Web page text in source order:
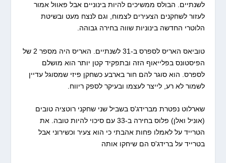
לשנתיים. הבולס ממשיכים להיות בינוניים אבל פאוול אמור
לעזור לשחקנים הצעירים לצמוח, וגם לנצח מעט ובשיטת
הלוטרי החדשה בינוניות שווה בחירה גבוהה.
טוביאס האריס לספרס ב-31 לשנתיים. האריס היה מספר 2 של
הפיסטונס בפלייאוף הזה ובתפקיד קטן יותר הוא מושלם
לספרס. הוא סוגר להם חור בארבע כשחקן פיזי שמסוגל עדיין
לשמור לא רע, לייצר לעצמו ובעיקר לספק ריווח.
שארלוט נפטרת מברידג'ס בשביל שני שחקני רוטציה טובים
(אוניל ואלן) פלוס בחירה ב-33 עם סיכוי להיות טובה. את
הטרייד על לאמלו פחות אהבתי כי הוא צעיר וכשירוני אבל
בטרייד על ברידג'ס הם שיחקו אותה